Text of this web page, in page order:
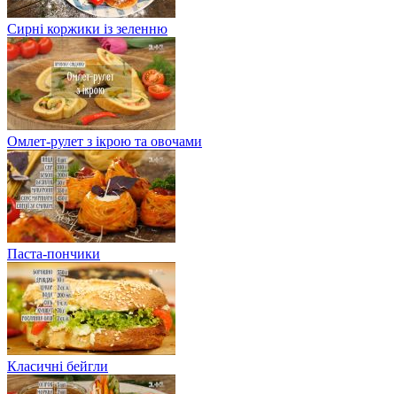
Сирні коржики із зеленню
Омлет-рулет з ікрою та овочами
Паста-пончики
Класичні бейгли